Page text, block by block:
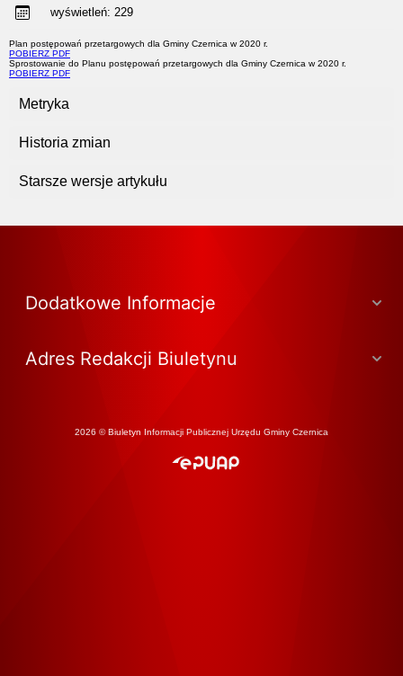
wyświetleń: 229
Plan postępowań przetargowych dla Gminy Czernica w 2020 r.
POBIERZ PDF
Sprostowanie do Planu postępowań przetargowych dla Gminy Czernica w 2020 r.
POBIERZ PDF
Metryka
Historia zmian
Starsze wersje artykułu
Dodatkowe Informacje
Adres Redakcji Biuletynu
2026 © Biuletyn Informacji Publicznej Urzędu Gminy Czernica